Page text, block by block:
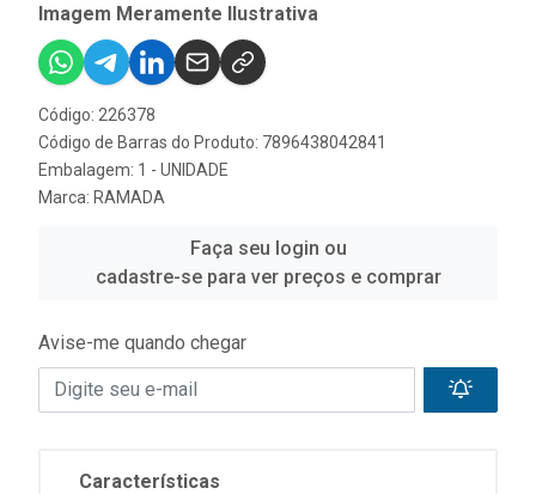
Imagem Meramente Ilustrativa
Código: 226378
Código de Barras do Produto: 7896438042841
Embalagem: 1 - UNIDADE
Marca: RAMADA
Faça seu login ou
cadastre-se para ver preços e comprar
Avise-me quando chegar
Características